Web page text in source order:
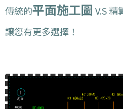
傳統的平面施工圖 V.S 精
讓您有更多選擇！